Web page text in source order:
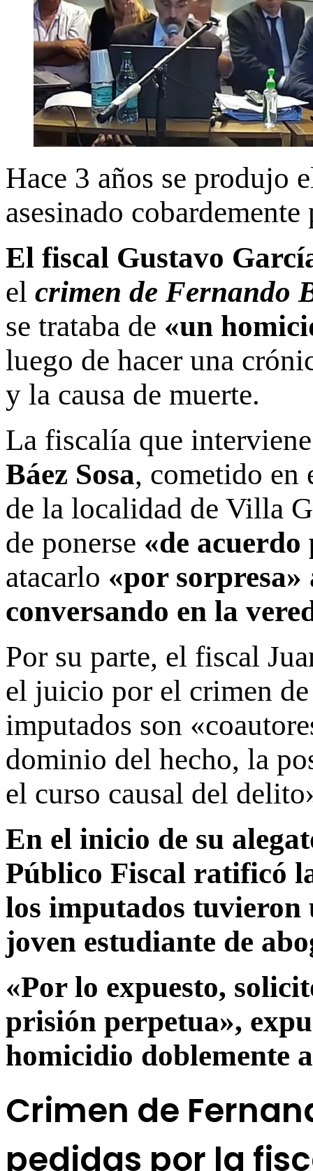
Hace 3 años se produjo
asesinado
El fiscal Gustavo
el crimen de Fernando
se trataba de «un
luego de hacer una
y la causa de muerte.
La fiscalía que
Báez Sosa, cometido en
de la localidad de Villa
de ponerse «de
atacarlo «por sorpresa»
conversando en la
Por su parte, el fiscal
el juicio por el crimen
imputados son
dominio del hecho, la
el curso causal del
En el inicio de su
Público Fiscal ratificó
los imputados
joven estudiante de
«Por lo expuesto,
prisión perpetua»,
homicidio doblemente
Crimen de
pedidas por la